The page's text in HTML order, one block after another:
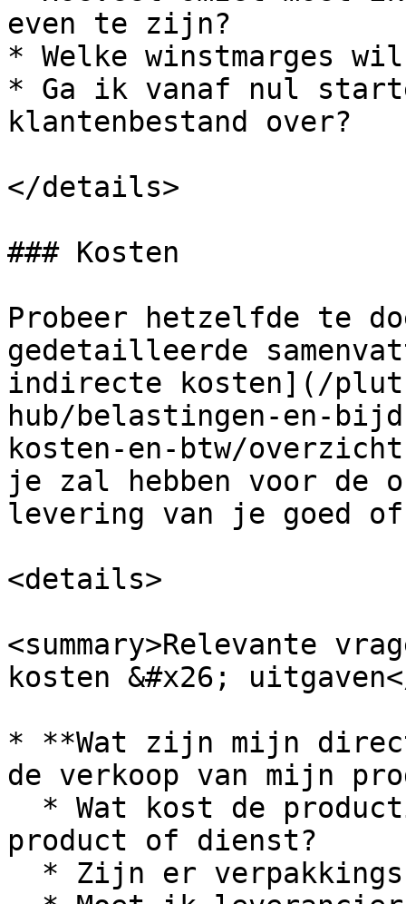
even te zijn?
* Welke winstmarges
* Ga ik vanaf nul
klantenbestand over?
</details>
### Kosten
Probeer hetzelfde te
gedetailleerde
indirecte kosten](/
hub/belastingen-en-
kosten-en-btw/
je zal hebben voor de
levering van je goed
<details>
<summary>Relevante
kosten &#x26;
* **Wat zijn mijn
de verkoop van mijn
product of dienst?